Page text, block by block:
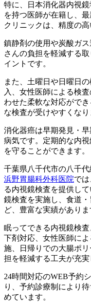
特に、日本消化器内視
を持つ医師が在籍し、
クリニックは、精度の
鎮静剤の使用や炭酸ガ
さんの負担を軽減する
イントです。
また、土曜日や日曜日
入、女性医師による検
わせた柔軟な対応がで
な検査が受けやすくなり
消化器癌は早期発見・
病気です。定期的な内
を守ることができます。
千葉県八千代市の八千
浜野胃腸科外科医院で
る内視鏡検査を提供し
鏡検査を実施し、食道
ど、豊富な実績がありま
眠ってできる内視鏡検
下剤対応、女性医師に
施、日帰りでの大腸ポ
担を軽減する工夫が充実
24時間対応のWEB予約
り、予約診療制により
めています。